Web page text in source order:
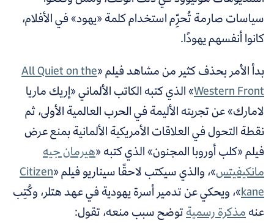
سياسات صارمة تُحرِّم استخدام كلمة «يهود» في الأفلام،
كانوا أنفسهم يهودًا.
بدأ الأمر بحذف كثير من مشاهد فيلم «All Quiet on the
Western Front» الذي كتبه الكاتب الألماني «إريك ماريا
لامارك» عن تجربته الأليمة في الحرب العالمية الأولى، ثم
نقطة التحول في العلاقات الأمريكية الألمانية بمنع عرض
فيلم «كلب أوروبا المجنون» الذي كتبه «هيرمان جيه
مانكيفيتس»، والذي سيكتب لاحقًا سيناريو فيلم «Citizen
kane»، ويحكي عن تدمير أسرة يهودية في عهد هتلر، وكُتِب
عنهمذكرة رسميةتوضح سبب منعه، تقول: